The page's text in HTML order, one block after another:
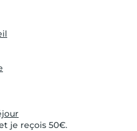
je reçois 50€.